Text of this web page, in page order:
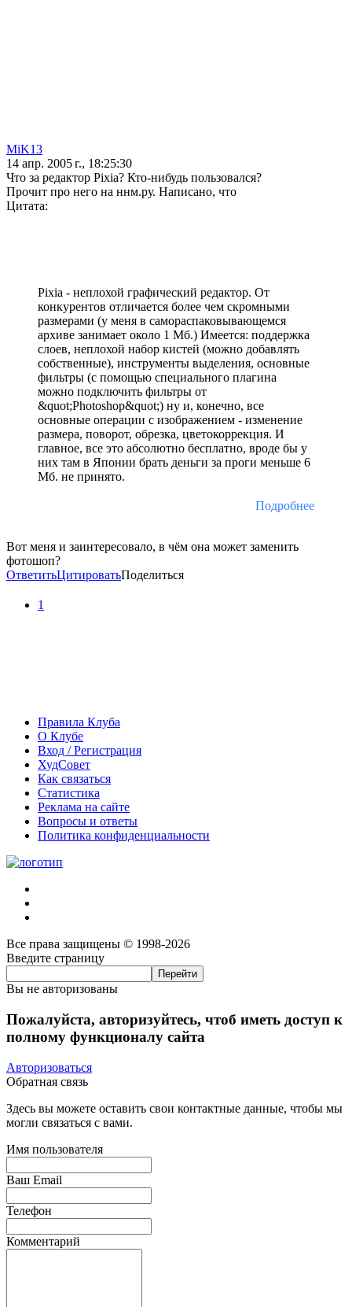
MiK13
14 апр. 2005 г., 18:25:30
Что за редактор Pixia? Кто-нибудь пользовался?
Прочит про него на ннм.ру. Написано, что
Цитата:
Pixia - неплохой графический редактор. От
конкурентов отличается более чем скромными
размерами (у меня в самораспаковывающемся
архиве занимает около 1 Мб.) Имеется: поддержка
слоев, неплохой набор кистей (можно добавлять
собственные), инструменты выделения, основные
фильтры (с помощью специального плагина
можно подключить фильтры от
&quot;Photoshop&quot;) ну и, конечно, все
основные операции с изображением - изменение
размера, поворот, обрезка, цветокоррекция. И
главное, все это абсолютно бесплатно, вроде бы у
них там в Японии брать деньги за проги меньше 6
Мб. не принято.
Подробнее
Вот меня и заинтересовало, в чём она может заменить
фотошоп?
ОтветитьЦитироватьПоделиться
1
Правила Клуба
О Клубе
Вход / Регистрация
ХудСовет
Как связаться
Статистика
Реклама на сайте
Вопросы и ответы
Политика конфиденциальности
Все права защищены © 1998-2026
Введите страницу
Вы не авторизованы
Пожалуйста, авторизуйтесь, чтоб иметь доступ к
полному функционалу сайта
Авторизоваться
Обратная связь
Здесь вы можете оставить свои контактные данные, чтобы мы
могли связаться с вами.
Имя пользователя
Ваш Email
Телефон
Комментарий